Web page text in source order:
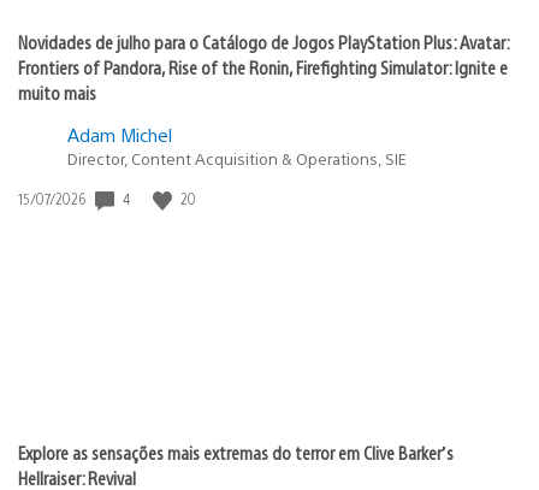
Novidades de julho para o Catálogo de Jogos PlayStation Plus: Avatar:
Frontiers of Pandora, Rise of the Ronin, Firefighting Simulator: Ignite e
muito mais
Adam Michel
Director, Content Acquisition & Operations, SIE
Data
15/07/2026 4 20
Explore as sensações mais extremas do terror em Clive Barker’s
Hellraiser: Revival